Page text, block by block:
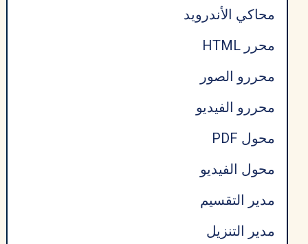
محاكي الأندرويد
محرر HTML
محررو الصور
محررو الفيديو
محول PDF
محول الفيديو
مدير التقسيم
مدير التنزيل